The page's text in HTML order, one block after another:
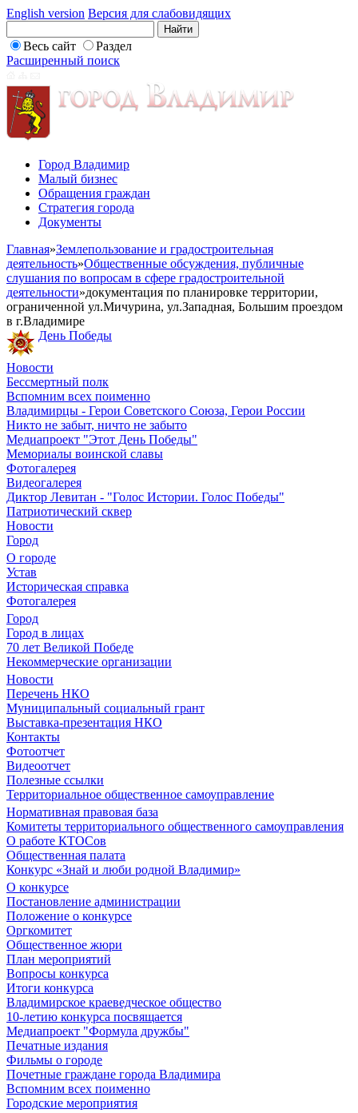
English version Версия для слабовидящих
Весь сайт
Раздел
Расширенный поиск
Город Владимир
Малый бизнес
Обращения граждан
Стратегия города
Документы
Главная»Землепользование и градостроительная
деятельность»Общественные обсуждения, публичные
слушания по вопросам в сфере градостроительной
деятельности»документация по планировке территории,
ограниченной ул.Мичурина, ул.Западная, Большим проездом
в г.Владимире
День Победы
Новости
Бессмертный полк
Вспомним всех поименно
Владимирцы - Герои Советского Союза, Герои России
Никто не забыт, ничто не забыто
Медиапроект "Этот День Победы"
Мемориалы воинской славы
Фотогалерея
Видеогалерея
Диктор Левитан - "Голос Истории. Голос Победы"
Патриотический сквер
Новости
Город
О городе
Устав
Историческая справка
Фотогалерея
Город
Город в лицах
70 лет Великой Победе
Некоммерческие организации
Новости
Перечень НКО
Муниципальный социальный грант
Выставка-презентация НКО
Контакты
Фотоотчет
Видеоотчет
Полезные ссылки
Территориальное общественное самоуправление
Нормативная правовая база
Комитеты территориального общественного самоуправления
О работе КТОСов
Общественная палата
Конкурс «Знай и люби родной Владимир»
О конкурсе
Постановление администрации
Положение о конкурсе
Оргкомитет
Общественное жюри
План мероприятий
Вопросы конкурса
Итоги конкурса
Владимирское краеведческое общество
10-летию конкурса посвящается
Медиапроект "Формула дружбы"
Печатные издания
Фильмы о городе
Почетные граждане города Владимира
Вспомним всех поименно
Городские мероприятия